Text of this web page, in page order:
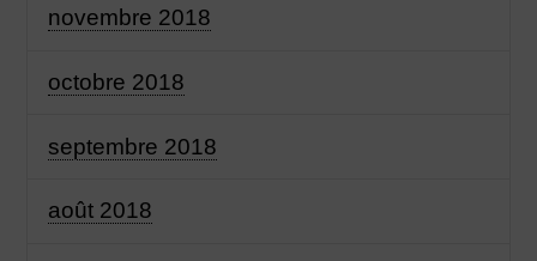
novembre 2018
octobre 2018
septembre 2018
août 2018